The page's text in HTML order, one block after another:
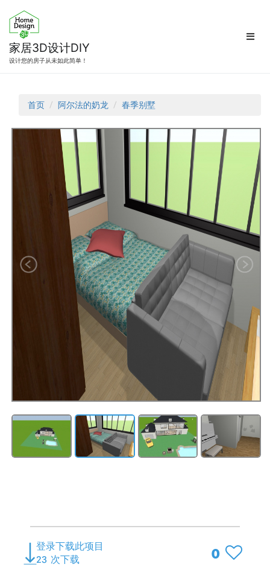
家居3D设计DIY
设计您的房子从未如此简单！
首页 阿尔法的奶龙 春季别墅
登录下载此项目
23 次下载 0